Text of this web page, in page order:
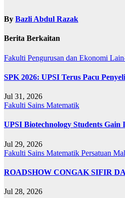
By Bazli Abdul Razak
Berita Berkaitan
Fakulti Pengurusan dan Ekonomi
SPK 2026: UPSI Terus Pacu
Jul 31, 2026
Fakulti Sains Matematik
UPSI Biotechnology Students
Jul 29, 2026
Fakulti Sains Matematik Persatuan
ROADSHOW CONGAK SIFIR
Jul 28, 2026